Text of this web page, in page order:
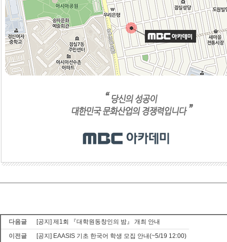
다음글
[공지] 제1회 『대학원동창인의 밤』 개최 안내
이전글
[공지] EAASIS 기초 한국어 학생 모집 안내(~5/19 12:00)